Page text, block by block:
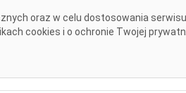
oraz w celu dostosowania
cookies i o ochronie Twojej